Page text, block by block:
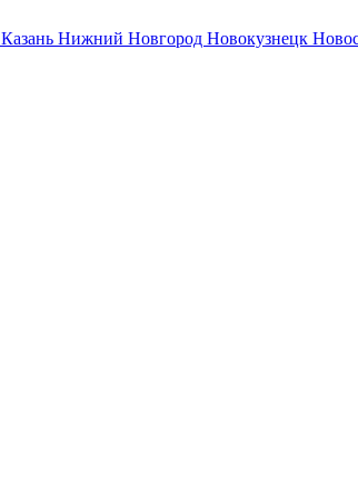
Казань Нижний Новгород Новокузнецк